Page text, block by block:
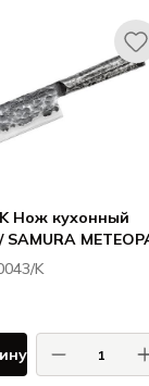
Нож кухонный
накири 173
K